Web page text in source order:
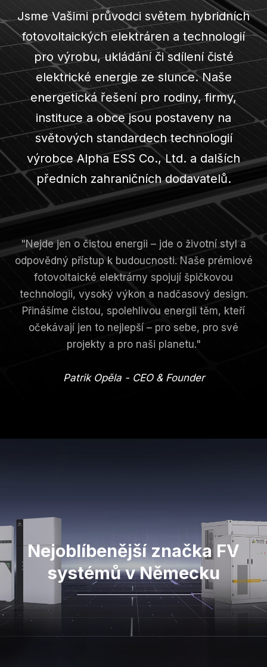
Jsme Vašimi průvodci světem hybridních
fotovoltaických elektráren a technologií
pro výrobu, ukládání či sdílení čisté
elektrické energie ze slunce. Naše
energetická řešení pro rodiny, firmy,
instituce a obce jsou postaveny na
světových standardech technologií
výrobce Alpha ESS Co., Ltd. a dalších
předních zahraničních dodavatelů.
"Nejde jen o čistou energii – jde o životní styl a
odpovědný přístup k budoucnosti. Naše prémiové
fotovoltaické elektrárny spojují špičkovou
technologii, vysoký výkon a nadčasový design.
Přinášíme čistou, spolehlivou energii těm, kteří
očekávají jen to nejlepší – pro sebe, pro své
projekty a pro naši planetu."
Patrik Opěla - CEO & Founder
Nejoblíbenější značka FV
systémů v Německu